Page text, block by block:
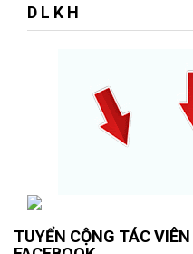
D L K H
TUYỂN CỘNG TÁC